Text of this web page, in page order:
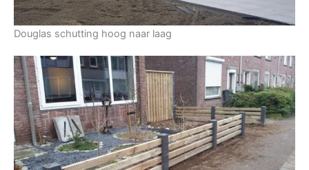
Douglas schutting hoog naar laag